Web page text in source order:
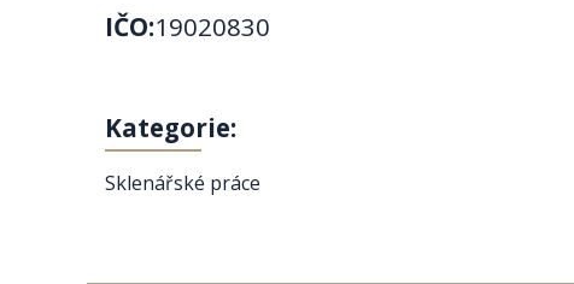
IČO:19020830
Kategorie:
Sklenářské práce